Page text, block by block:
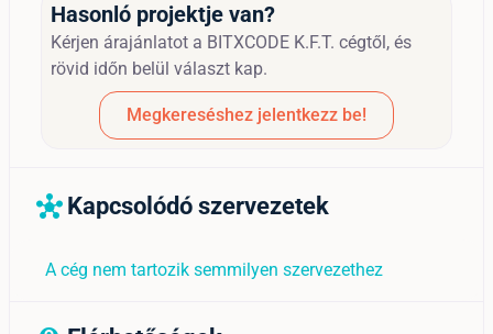
Hasonló projektje van?
Kérjen árajánlatot a BITXCODE K.F.T. cégtől, és
rövid időn belül választ kap.
Megkereséshez jelentkezz be!
hub Kapcsolódó szervezetek
A cég nem tartozik semmilyen szervezethez